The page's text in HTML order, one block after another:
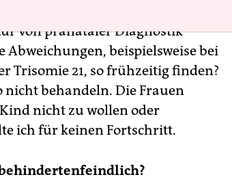
von pränataler Diagnostik
beispielsweise bei
Trisomie 21, so frühzeitig finden?
nicht behandeln. Die Frauen
nicht zu wollen oder
ich für keinen Fortschritt.